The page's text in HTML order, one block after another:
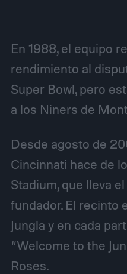
En 1988, el equipo
rendimiento al
Super Bowl, pero
a los Niners de
Desde agosto de
Cincinnati hace de
Stadium, que lleva
fundador. El recinto
Jungla y en cada
“Welcome to the
Roses.